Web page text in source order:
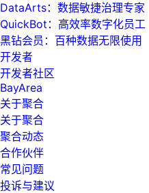
DataArts：数据敏捷治理专家
QuickBot：高效率数字化员工
黑钻会员：百种数据无限使用
开发者
开发者社区
BayArea
关于聚合
关于聚合
聚合动态
合作伙伴
常见问题
投诉与建议